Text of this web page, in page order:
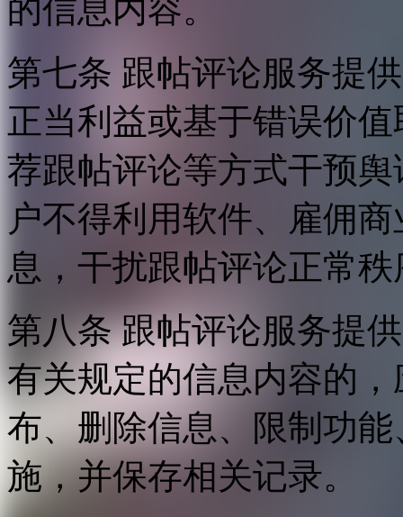
的信息内容。
第七条 跟帖评论服务提
正当利益或基于错误价
荐跟帖评论等方式干预
户不得利用软件、雇佣
息，干扰跟帖评论正常
第八条 跟帖评论服务提
有关规定的信息内容的
布、删除信息、限制功
施，并保存相关记录。